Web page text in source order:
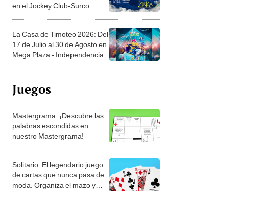
en el Jockey Club-Surco
La Casa de Timoteo 2026: Del
17 de Julio al 30 de Agosto en
Mega Plaza - Independencia
Juegos
Mastergrama: ¡Descubre las
palabras escondidas en
nuestro Mastergrama!
Solitario: El legendario juego
de cartas que nunca pasa de
moda. Organiza el mazo y